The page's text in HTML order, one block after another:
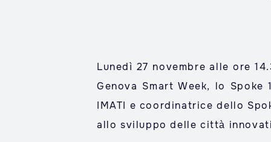
Lunedì 27 novembre alle ore
Genova Smart Week, lo Spoke
IMATI e coordinatrice dello
allo sviluppo delle città